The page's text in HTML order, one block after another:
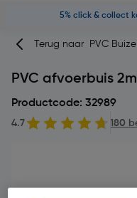
5% click & collect
Terug naar PVC
PVC afvoerbuis
Productcode: 32989
4.7 180